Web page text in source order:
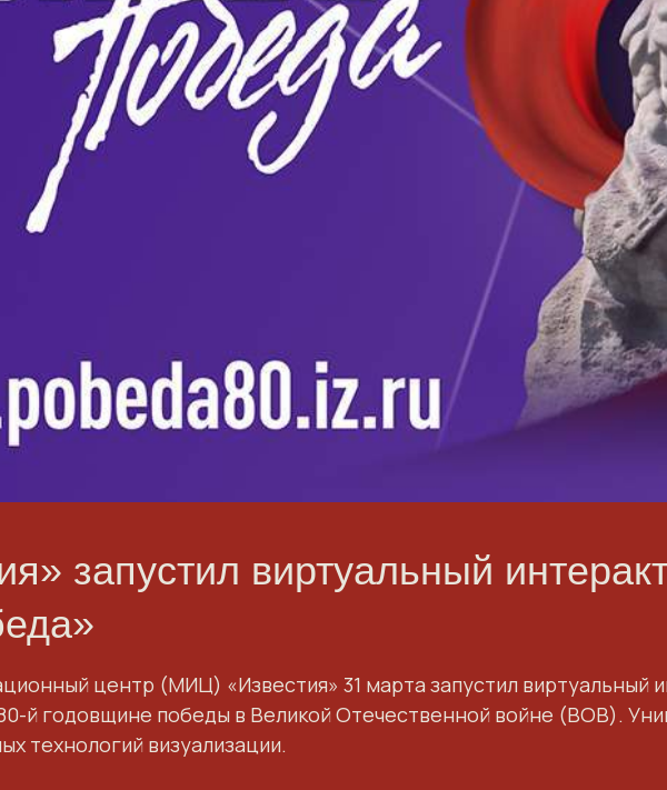
запустил виртуальный
центр (МИЦ) «Известия» 31 марта запустил виртуальный
й годовщине победы в Великой Отечественной войне (ВОВ).
технологий визуализации.